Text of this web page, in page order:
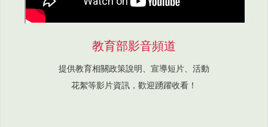
教育部影音頻道
提供教育相關政策說明、宣導短片、活動
花絮等影片資訊，歡迎踴躍收看！